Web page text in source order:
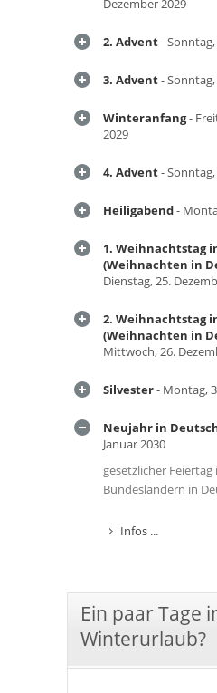
Dezember 2029
2. Advent-
3. Advent-
Winteranfang-
2029
4. Advent-
Heiligabend-
1. Weihnachtstag
(Weihnachten in
Dienstag, 25.
2. Weihnachtstag
(Weihnachten in
Mittwoch, 26.
Silvester- Montag,
Neujahr in
Januar 2030
gesetzlicher Feiertag
Bundesländern in
Infos ...
Ein paar Tage
Winterurlaub?